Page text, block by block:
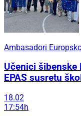
Ambasadori
Učenici šibenske
EPAS susretu
18.02
17:54h